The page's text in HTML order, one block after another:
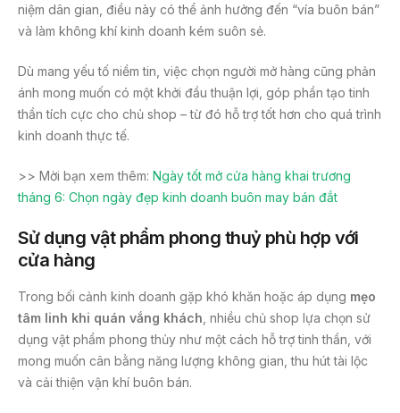
niệm dân gian, điều này có thể ảnh hưởng đến “vía buôn bán”
và làm không khí kinh doanh kém suôn sẻ.
Dù mang yếu tố niềm tin, việc chọn người mở hàng cũng phản
ánh mong muốn có một khởi đầu thuận lợi, góp phần tạo tinh
thần tích cực cho chủ shop – từ đó hỗ trợ tốt hơn cho quá trình
kinh doanh thực tế.
>> Mời bạn xem thêm: Ngày tốt mở cửa hàng khai trương
tháng 6: Chọn ngày đẹp kinh doanh buôn may bán đắt
Sử dụng vật phẩm phong thuỷ phù hợp với
cửa hàng
Trong bối cảnh kinh doanh gặp khó khăn hoặc áp dụng mẹo
tâm linh khi quán vắng khách , nhiều chủ shop lựa chọn sử
dụng vật phẩm phong thủy như một cách hỗ trợ tinh thần, với
mong muốn cân bằng năng lượng không gian, thu hút tài lộc
và cải thiện vận khí buôn bán.